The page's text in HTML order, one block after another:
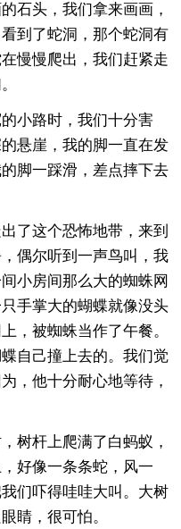
石头，我们拿来画画，
到了蛇洞，那个蛇洞有
慢慢爬出，我们赶紧走
小路时，我们十分害
悬崖，我的脚一直在发
脚一踩滑，差点摔下去
了这个恐怖地带，来到
偶尔听到一声鸟叫，我
小房间那么大的蜘蛛网
手掌大的蝴蝶就像没头
，被蜘蛛当作了午餐。
自己撞上去的。我们觉
，他十分耐心地等待，
树杆上爬满了白蚂蚁，
好像一条条蛇，风一
们吓得哇哇大叫。大树
睛，很可怕。